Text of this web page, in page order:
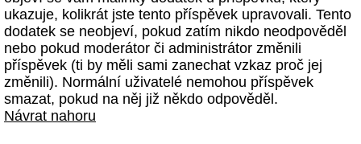
ukazuje, kolikrát jste tento příspěvek upravovali. Tento
dodatek se neobjeví, pokud zatím nikdo neodpověděl
nebo pokud moderátor či administrátor změnili
příspěvek (ti by měli sami zanechat vzkaz proč jej
změnili). Normální uživatelé nemohou příspěvek
smazat, pokud na něj již někdo odpověděl.
Návrat nahoru